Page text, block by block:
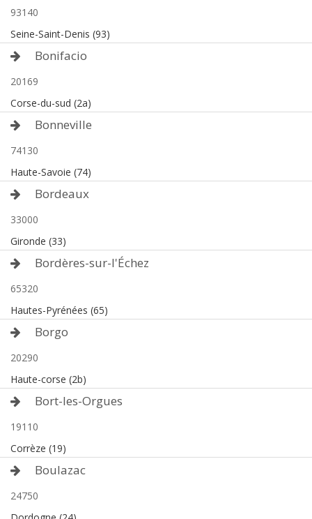
93140
Seine-Saint-Denis (93)
Bonifacio
20169
Corse-du-sud (2a)
Bonneville
74130
Haute-Savoie (74)
Bordeaux
33000
Gironde (33)
Bordères-sur-l'Échez
65320
Hautes-Pyrénées (65)
Borgo
20290
Haute-corse (2b)
Bort-les-Orgues
19110
Corrèze (19)
Boulazac
24750